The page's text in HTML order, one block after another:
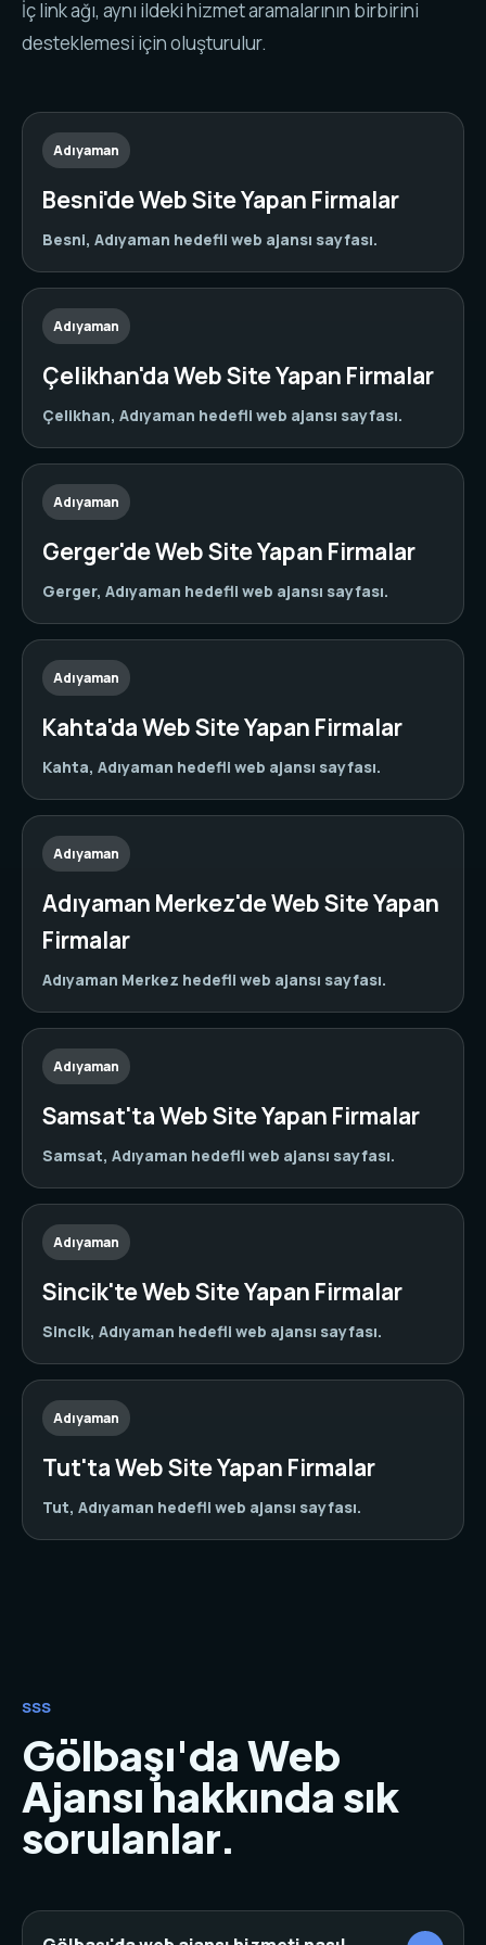
İç link ağı, aynı ildeki hizmet aramalarının birbirini
desteklemesi için oluşturulur.
Adıyaman
Besni'de Web Site Yapan Firmalar
Besni, Adıyaman hedefli web ajansı sayfası.
Adıyaman
Çelikhan'da Web Site Yapan Firmalar
Çelikhan, Adıyaman hedefli web ajansı sayfası.
Adıyaman
Gerger'de Web Site Yapan Firmalar
Gerger, Adıyaman hedefli web ajansı sayfası.
Adıyaman
Kahta'da Web Site Yapan Firmalar
Kahta, Adıyaman hedefli web ajansı sayfası.
Adıyaman
Adıyaman Merkez'de Web Site Yapan
Firmalar
Adıyaman Merkez hedefli web ajansı sayfası.
Adıyaman
Samsat'ta Web Site Yapan Firmalar
Samsat, Adıyaman hedefli web ajansı sayfası.
Adıyaman
Sincik'te Web Site Yapan Firmalar
Sincik, Adıyaman hedefli web ajansı sayfası.
Adıyaman
Tut'ta Web Site Yapan Firmalar
Tut, Adıyaman hedefli web ajansı sayfası.
SSS
Gölbaşı'da Web
Ajansı hakkında sık
sorulanlar.